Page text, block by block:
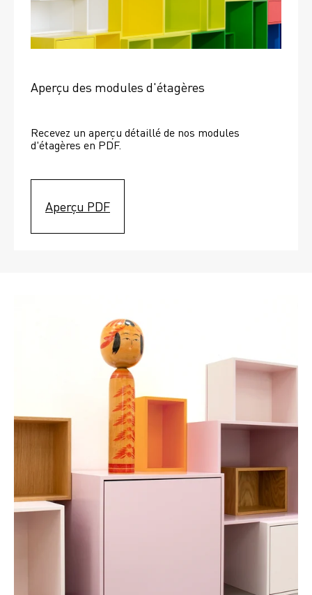
Aperçu des modules d'étagères
Recevez un aperçu détaillé de nos modules
d'étagères en PDF.
Aperçu PDF